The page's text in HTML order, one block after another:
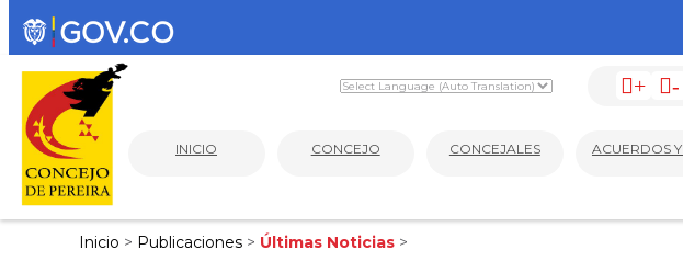
+ -
INICIO CONCEJO CONCEJALES ACUERDOS
Inicio > Publicaciones > Últimas Noticias >